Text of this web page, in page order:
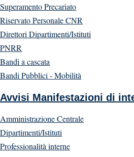
Superamento Precariato
Riservato Personale CNR
Direttori Dipartimenti/Istituti
PNRR
Bandi a cascata
Bandi Pubblici - Mobilità
Avvisi Manifestazioni di
Amministrazione Centrale
Dipartimenti/Istituti
Professionalità interne